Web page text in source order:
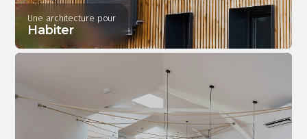
Une architecture pour
Habiter